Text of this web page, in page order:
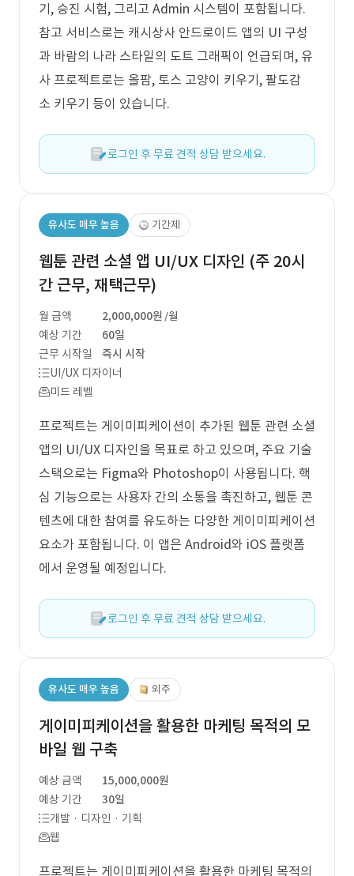
기, 승진 시험, 그리고 Admin 시스템이 포함됩니다.
참고 서비스로는 캐시상사 안드로이드 앱의 UI 구성
과 바람의 나라 스타일의 도트 그래픽이 언급되며, 유
사 프로젝트로는 올팜, 토스 고양이 키우기, 팔도감
소 키우기 등이 있습니다.
로그인 후 무료 견적 상담 받으세요.
유사도 매우 높음 기간제
웹툰 관련 소셜 앱 UI/UX 디자인 (주 20시
간 근무, 재택근무)
월 금액 2,000,000원 /월
예상 기간
60일
근무 시작일
즉시 시작
UI/UX 디자이너
미드 레벨
프로젝트는 게이미피케이션이 추가된 웹툰 관련 소셜
앱의 UI/UX 디자인을 목표로 하고 있으며, 주요 기술
스택으로는 Figma와 Photoshop이 사용됩니다. 핵
심 기능으로는 사용자 간의 소통을 촉진하고, 웹툰 콘
텐츠에 대한 참여를 유도하는 다양한 게이미피케이션
요소가 포함됩니다. 이 앱은 Android와 iOS 플랫폼
에서 운영될 예정입니다.
로그인 후 무료 견적 상담 받으세요.
유사도 매우 높음 외주
게이미피케이션을 활용한 마케팅 목적의 모
바일 웹 구축
예상 금액
15,000,000원
예상 기간
30일
개발 · 디자인 · 기획
웹
프로젝트는 게이미피케이션을 활용한 마케팅 목적의